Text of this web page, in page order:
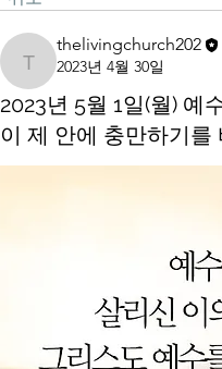
thelivingchurch202
thelivingchurch202
2023년 4월 30일
2023년 5월 1일(월) 예
이 제 안에 충만하기를